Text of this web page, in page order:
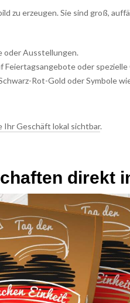
zu erzeugen. Sie sind groß,
oder Ausstellungen.
Feiertagsangebote oder
Rot-Gold oder Symbole
Ihr Geschäft lokal sichtbar.
direkt